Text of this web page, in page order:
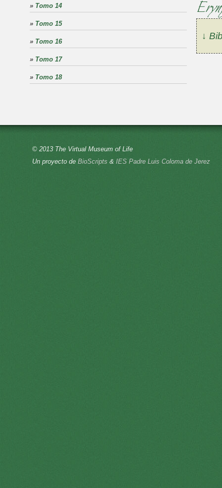
↓
» Tomo 14
» Tomo 15
» Tomo 16
» Tomo 17
» Tomo 18
© 2013 The Virtual Museum of Life
Un proyecto de BioScripts & IES Padre Luis Coloma de Jerez